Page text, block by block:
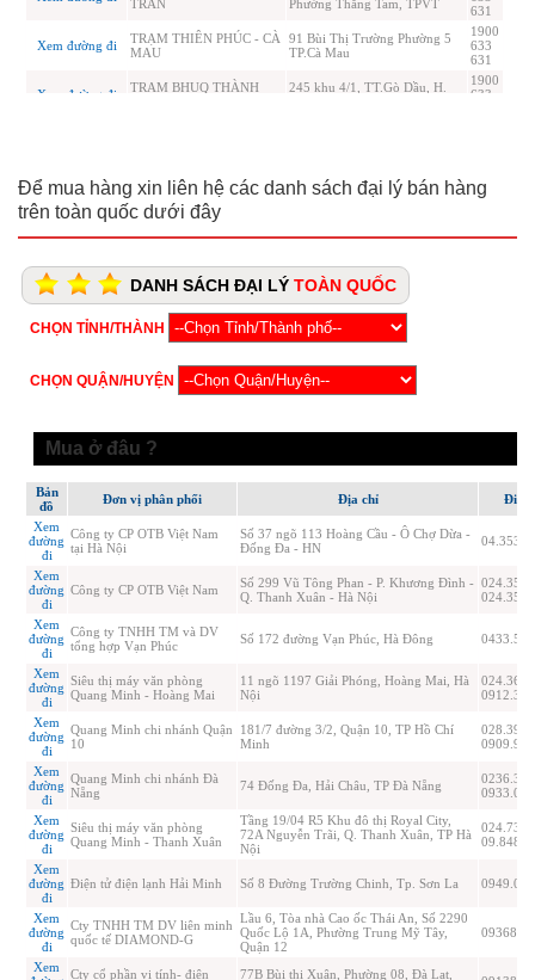
Để mua hàng xin liên hệ các danh sách đại lý bán hàng
trên toàn quốc dưới đây